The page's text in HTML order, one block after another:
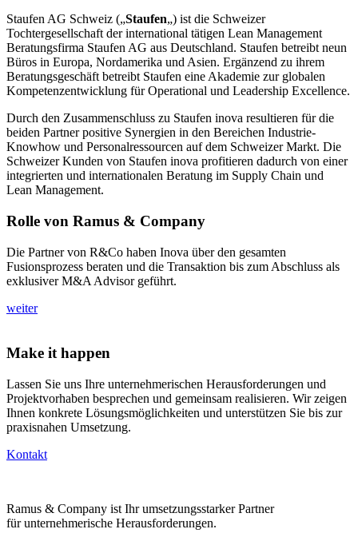
Staufen AG Schweiz („Staufen„) ist die Schweizer
Tochtergesellschaft der international tätigen Lean Management
Beratungsfirma Staufen AG aus Deutschland. Staufen betreibt neun
Büros in Europa, Nordamerika und Asien. Ergänzend zu ihrem
Beratungsgeschäft betreibt Staufen eine Akademie zur globalen
Kompetenzentwicklung für Operational und Leadership Excellence.
Durch den Zusammenschluss zu Staufen inova resultieren für die
beiden Partner positive Synergien in den Bereichen Industrie-
Knowhow und Personalressourcen auf dem Schweizer Markt. Die
Schweizer Kunden von Staufen inova profitieren dadurch von einer
integrierten und internationalen Beratung im Supply Chain und
Lean Management.
Rolle von Ramus & Company
Die Partner von R&Co haben Inova über den gesamten
Fusionsprozess beraten und die Transaktion bis zum Abschluss als
exklusiver M&A Advisor geführt.
weiter
Make it happen
Lassen Sie uns Ihre unternehmerischen Herausforderungen und
Projektvorhaben besprechen und gemeinsam realisieren. Wir zeigen
Ihnen konkrete Lösungsmöglichkeiten und unterstützen Sie bis zur
praxisnahen Umsetzung.
Kontakt
Ramus & Company ist Ihr umsetzungsstarker Partner
für unternehmerische Herausforderungen.